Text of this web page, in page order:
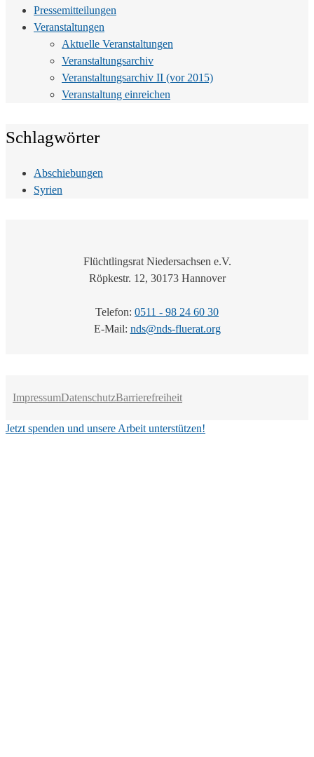
Pressemitteilungen
Veranstaltungen
Aktuelle Veranstaltungen
Veranstaltungsarchiv
Veranstaltungsarchiv II (vor 2015)
Veranstaltung einreichen
Schlagwörter
Abschiebungen
Syrien
Flüchtlingsrat Niedersachsen e.V.
Röpkestr. 12, 30173 Hannover
Telefon: 0511 - 98 24 60 30
E-Mail: nds@nds-fluerat.org
ImpressumDatenschutzBarrierefreiheit
Jetzt spenden und unsere Arbeit unterstützen!